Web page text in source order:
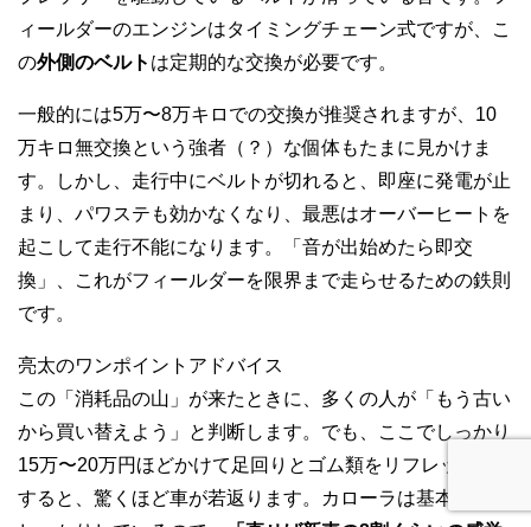
ィールダーのエンジンはタイミングチェーン式ですが、こ
の外側のベルト は定期的な交換が必要です。
一般的には5万〜8万キロでの交換が推奨されますが、10
万キロ無交換という強者（？）な個体もたまに見かけま
す。しかし、走行中にベルトが切れると、即座に発電が止
まり、パワステも効かなくなり、最悪はオーバーヒートを
起こして走行不能になります。
「音が出始めたら即交
換」
、これがフィールダーを限界まで走らせるための鉄則
です。
亮太のワンポイントアドバイス
この「消耗品の山」が来たときに、多くの人が「もう古い
から買い替えよう」と判断します。でも、ここでしっかり
15万〜20万円ほどかけて足回りとゴム類をリフレッシュ
すると、驚くほど車が若返ります。カローラは基本骨格が